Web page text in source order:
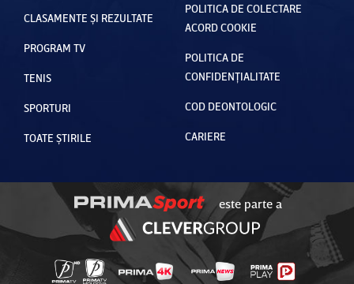
CLASAMENTE ȘI REZULTATE
PROGRAM TV
TENIS
SPORTURI
TOATE ȘTIRILE
POLITICA DE COLECTARE
ACORD COOKIE
POLITICA DE
CONFIDENȚIALITATE
COD DEONTOLOGIC
CARIERE
este parte a